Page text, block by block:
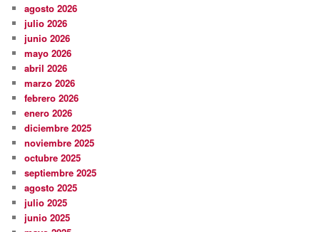
agosto 2026
julio 2026
junio 2026
mayo 2026
abril 2026
marzo 2026
febrero 2026
enero 2026
diciembre 2025
noviembre 2025
octubre 2025
septiembre 2025
agosto 2025
julio 2025
junio 2025